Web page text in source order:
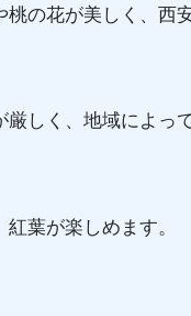
の花が美しく、西
しく、地域によっ
葉が楽しめます。